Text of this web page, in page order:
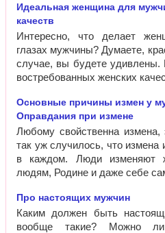
Идеальная женщина для
качеств
Интересно, что делает
глазах мужчины? Думаете,
случае, вы будете удивлены.
востребованных женских
Основные причины измен у
Оправдания при измене
Любому свойственна измена,
так уж случилось, что измена
в каждом. Люди изменяют
людям, Родине и даже себе
Про настоящих мужчин
Каким должен быть
вообще такие? Можно ли